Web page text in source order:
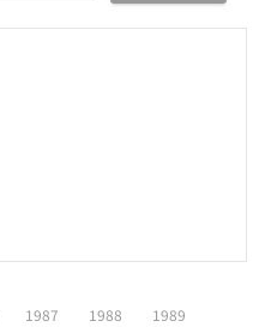
1987 1988 1989